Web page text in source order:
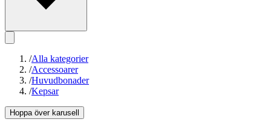
/Alla kategorier
/Accessoarer
/Huvudbonader
/Kepsar
Hoppa över karusell